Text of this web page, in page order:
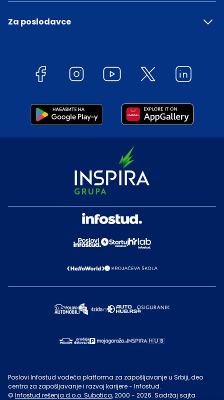
Za poslodavce
Poslovi Infostud vodeća platforma za zapošljavanje u Srbiji, deo
centra za zapošljavanje i razvoj karijere - Infostud.
© Infostud rešenja d.o.o. Subotica, 2000 - 2026. Sadržaj sajta